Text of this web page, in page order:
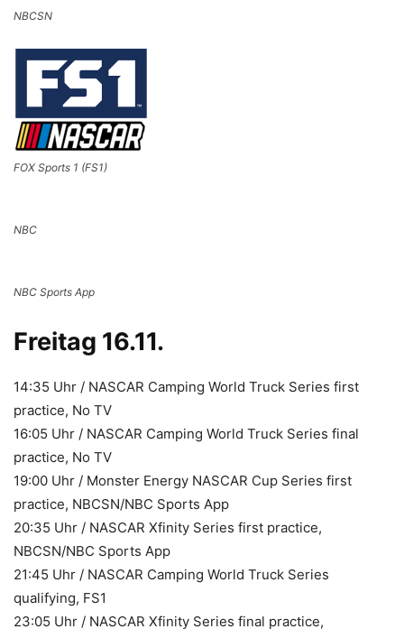
NBCSN
FOX Sports 1 (FS1)
NBC
NBC Sports App
Freitag 16.11.
14:35 Uhr / NASCAR Camping World Truck Series first
practice, No TV
16:05 Uhr / NASCAR Camping World Truck Series final
practice, No TV
19:00 Uhr / Monster Energy NASCAR Cup Series first
practice, NBCSN/NBC Sports App
20:35 Uhr / NASCAR Xfinity Series first practice,
NBCSN/NBC Sports App
21:45 Uhr / NASCAR Camping World Truck Series
qualifying, FS1
23:05 Uhr / NASCAR Xfinity Series final practice,